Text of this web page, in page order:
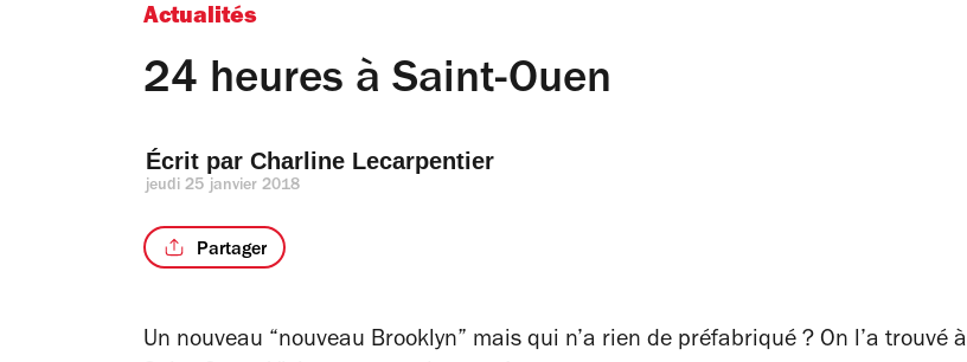
Actualités
24 heures à Saint-Ouen
Écrit par Charline Lecarpentier
jeudi 25 janvier 2018
Partager
Un nouveau “nouveau Brooklyn” mais qui n’a rien de préfabriqué ? On l’a trouvé à